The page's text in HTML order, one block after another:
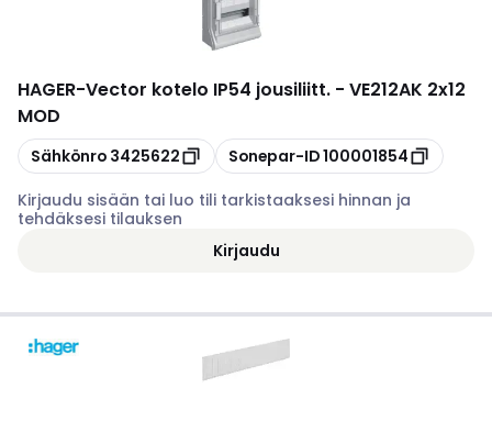
HAGER-Vector kotelo IP54 jousiliitt. - VE212AK 2x12
MOD
Kopioi
Sähkönro 3425622 Kopioi
Sonepar-ID100001854
Kirjaudu sisään tai luo tili tarkistaaksesi hinnan ja
tehdäksesi tilauksen
Kirjaudu